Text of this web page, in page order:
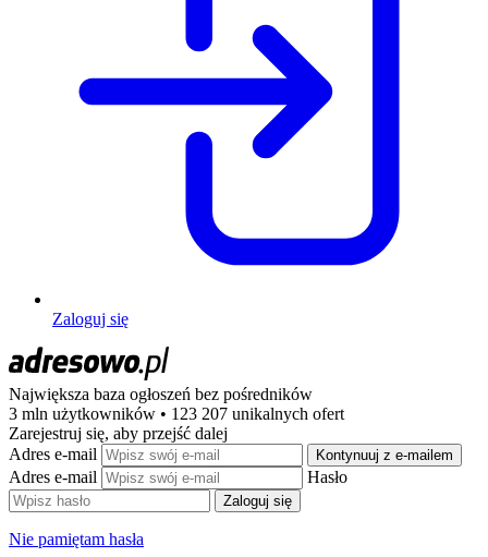
Zaloguj się
Największa baza ogłoszeń bez pośredników
3 mln użytkowników • 123 207 unikalnych ofert
Zarejestruj się, aby przejść dalej
Adres e-mail
Kontynuuj z e-mailem
Adres e-mail Hasło
Zaloguj się
Nie pamiętam hasła